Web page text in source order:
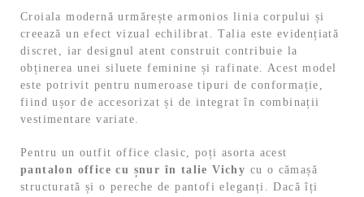
Croiala modernă urmărește armonios linia corpului și
creează un efect vizual echilibrat. Talia este evidențiată
discret, iar designul atent construit contribuie la
obținerea unei siluete feminine și rafinate. Acest model
este potrivit pentru numeroase tipuri de conformație,
fiind ușor de accesorizat și de integrat în combinații
vestimentare variate.
Pentru un outfit office clasic, poți asorta acest
pantalon office cu șnur în talie Vichy cu o cămașă
structurată și o pereche de pantofi eleganți. Dacă îți